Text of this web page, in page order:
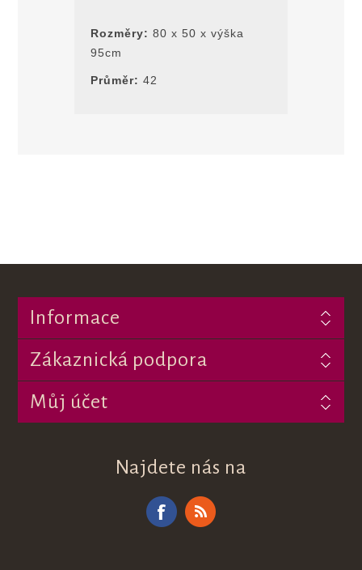
Rozměry: 80 x 50 x výška
95cm
Průměr: 42
Informace
Zákaznická podpora
Můj účet
Najdete nás na